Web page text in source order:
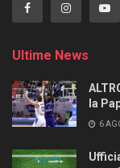
Ultime News
la
6